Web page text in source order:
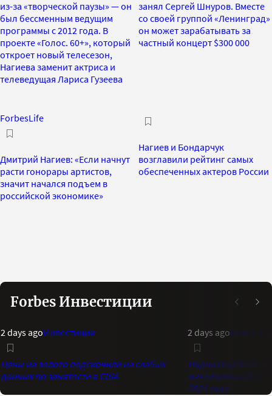
из-за «творческой паузы» — он
был бессменным ведущим
программы с 2012 года. В
проекте «Голос. 60+», который
откроет новый телесезон,
Нагиева заменит актриса и
телеведущая Лариса Гузеева
занял Сергей Шнуров. Вместе
со своей группой «Ленинград»
он может зарабатывать за
частный концерт $300 000
ForbesLife
Дмитрий Нагиев: «Если начнут
расти гонорары артистов,
значит начался подъем в
российской экономике»
Нагиев и Бондарчук
возглавили рейтинг самых
обеспеченных актеров России
Forbes Инвестиции
2 days agoИнвестиции
Цены на золото подскочили на слабых
данных по занятости в США
2 days ago
Индикатор Bank of
максимальный
2021 года